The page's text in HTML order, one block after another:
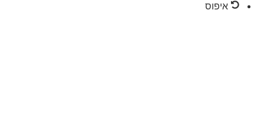
איפוס